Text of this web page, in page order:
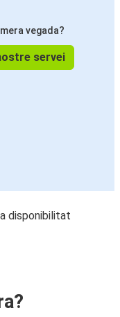
vegada?
servei
disponibilitat